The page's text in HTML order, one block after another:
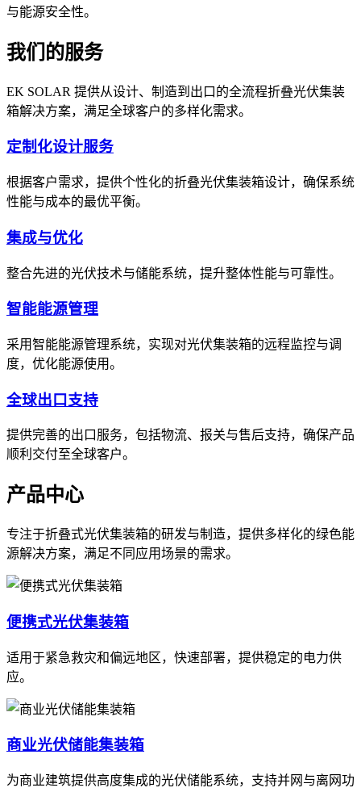
与能源安全性。
我们的服务
EK SOLAR 提供从设计、制造到出口的全流程折叠光伏集装
箱解决方案，满足全球客户的多样化需求。
定制化设计服务
根据客户需求，提供个性化的折叠光伏集装箱设计，确保系统
性能与成本的最优平衡。
集成与优化
整合先进的光伏技术与储能系统，提升整体性能与可靠性。
智能能源管理
采用智能能源管理系统，实现对光伏集装箱的远程监控与调
度，优化能源使用。
全球出口支持
提供完善的出口服务，包括物流、报关与售后支持，确保产品
顺利交付至全球客户。
产品中心
专注于折叠式光伏集装箱的研发与制造，提供多样化的绿色能
源解决方案，满足不同应用场景的需求。
便携式光伏集装箱
适用于紧急救灾和偏远地区，快速部署，提供稳定的电力供
应。
商业光伏储能集装箱
为商业建筑提供高度集成的光伏储能系统，支持并网与离网功